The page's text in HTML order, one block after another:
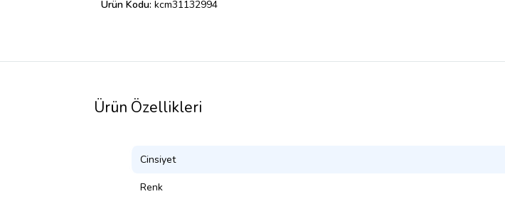
Ürün Kodu: kcm31132994
Ürün Özellikleri
Cinsiyet
Renk